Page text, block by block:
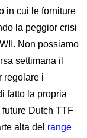
in cui le forniture
la peggior crisi
Non possiamo
settimana il
regolare i
fatto la propria
Dutch TTF
alta del range